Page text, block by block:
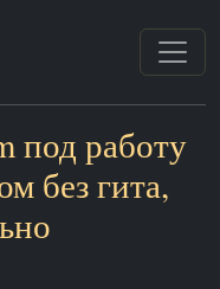
под работу
без гита,